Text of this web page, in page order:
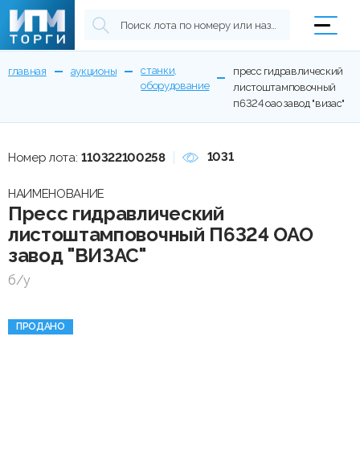
главная аукционы
станки,
оборудование
пресс гидравлический
листоштамповочный
п6324 оао завод "визас"
ПРОДАНО
Номер лота: 110322100258 1031
НАИМЕНОВАНИЕ
Пресс гидравлический
листоштамповочный П6324 ОАО
завод "ВИЗАС"
б/у